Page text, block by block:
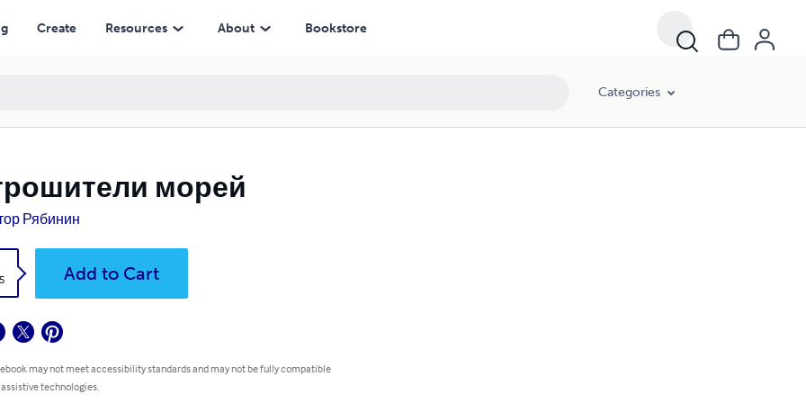
Create Resources About Bookstore
Categories
морей
Рябинин
Add to Cart
may not meet accessibility standards and may not be fully compatible
technologies.